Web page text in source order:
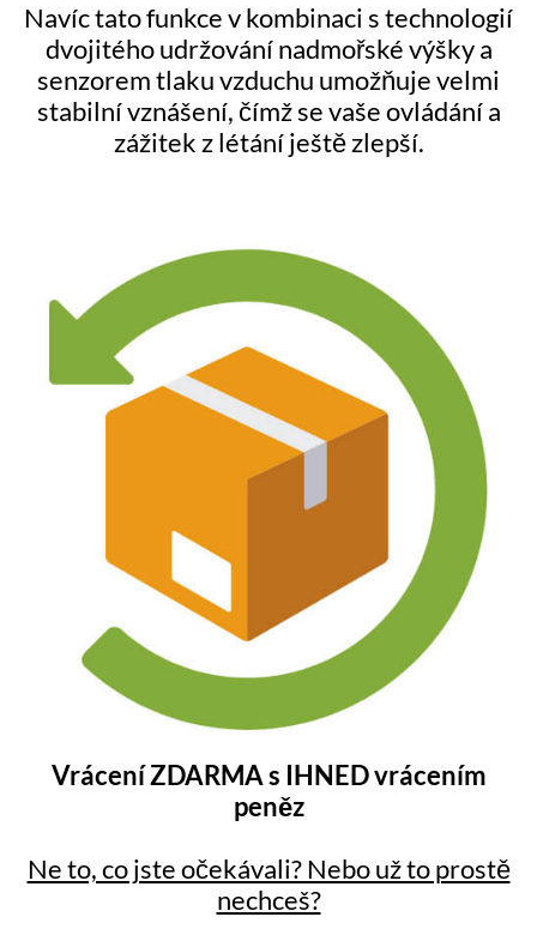
Navíc tato funkce v kombinaci s technologií
dvojitého udržování nadmořské výšky a
senzorem tlaku vzduchu umožňuje velmi
stabilní vznášení, čímž se vaše ovládání a
zážitek z létání ještě zlepší.
Vrácení ZDARMA s IHNED vrácením
peněz
Ne to, co jste očekávali? Nebo už to prostě
nechceš?